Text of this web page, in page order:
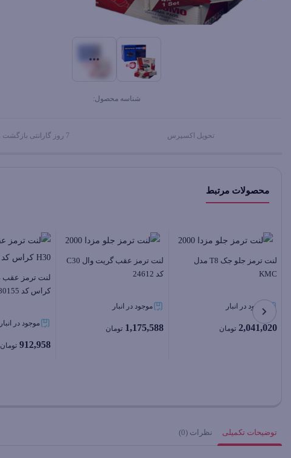
شناسه محصول:
تحویل اکسپرس 7 روز گارانتی بازگشت وجه
محصولات مرتبط
لنت ترمز جلو جک T8 مدل
KMC
موجود در انبار
2,041,020 تومان
لنت ترمز عقب گریت وال C30
کد 24612
موجود در انبار
1,175,588 تومان
کراس کد 80155
موجود در انبار
912,958 تومان
توضیحات تکمیلی نظرات (0)